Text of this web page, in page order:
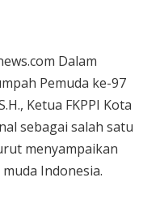
Dalam
Pemuda ke-97
Ketua FKPPI Kota
sebagai salah satu
menyampaikan
Indonesia.